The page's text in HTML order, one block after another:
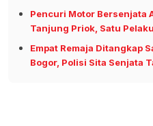
Pencuri Motor Bersenjata
Tanjung Priok, Satu
Empat Remaja Ditangkap
Bogor, Polisi Sita Senjata